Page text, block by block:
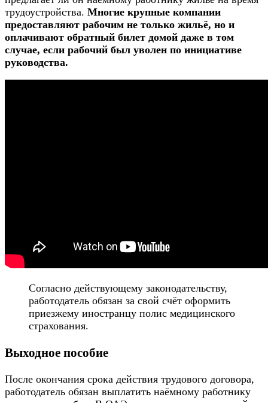
трудоустройства. Многие крупные компании
предоставляют рабочим не только жильё, но и
оплачивают обратный билет домой даже в том
случае, если рабочий был уволен по инициативе
руководства.
Согласно действующему законодательству,
работодатель обязан за свой счёт оформить
приезжему иностранцу полис медицинского
страхования.
Выходное пособие
После окончания срока действия трудового договора,
работодатель обязан выплатить наёмному работнику